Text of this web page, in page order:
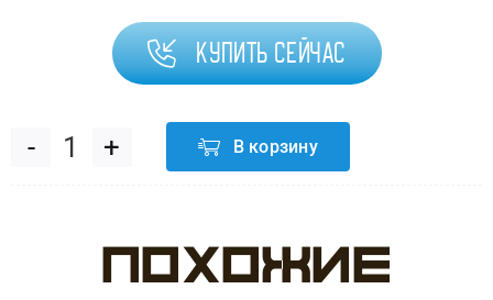
Купить сейчас
Количество
Шар
В корзину
Похожие